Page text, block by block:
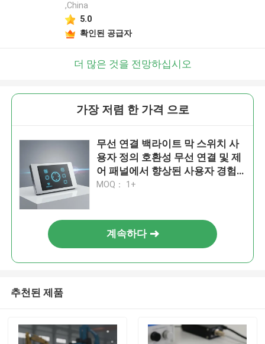
,China
5.0
확인된 공급자
더 많은 것을 전망하십시오
가장 저렴 한 가격 으로
무선 연결 백라이트 막 스위치 사
용자 정의 호환성 무선 연결 및 제
어 패널에서 향상된 사용자 경험
을 제공합니다
MOQ： 1+
계속하다
추천된 제품